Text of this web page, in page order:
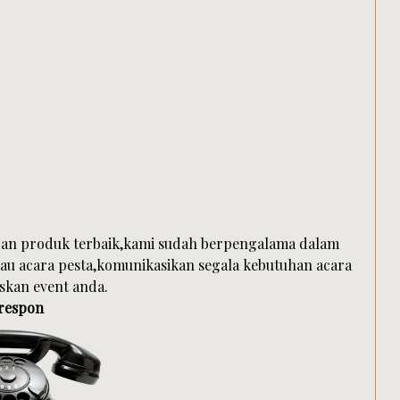
produk terbaik,kami sudah berpengalama dalam
acara pesta,komunikasikan segala kebutuhan acara
event anda.